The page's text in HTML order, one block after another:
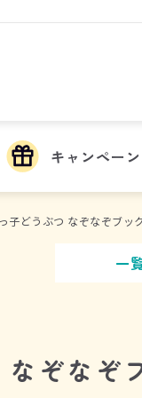
キャンペー
っ子どうぶつ なぞなぞブッ
一
なぞな